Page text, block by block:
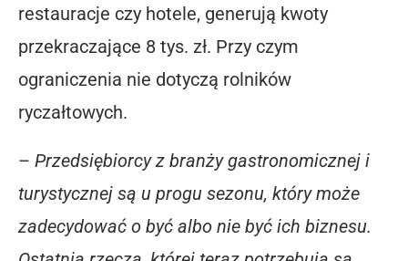
restauracje czy hotele, generują kwoty
przekraczające 8 tys. zł. Przy czym
ograniczenia nie dotyczą rolników
ryczałtowych.
– Przedsiębiorcy z branży gastronomicznej i
turystycznej są u progu sezonu, który może
zadecydować o być albo nie być ich biznesu.